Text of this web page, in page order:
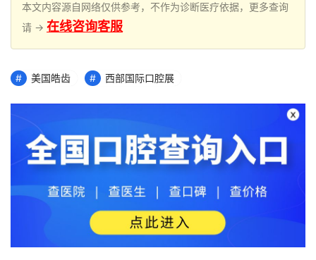
本文内容源自网络仅供参考，不作为诊断医疗依据，更多查询
请 → 在线咨询客服
美国皓齿 西部国际口腔展